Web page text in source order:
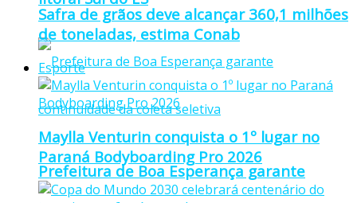
Prefeitura de Boa Esperança garante
Safra de grãos deve alcançar 360,1 milhões
de toneladas, estima Conab
Esporte
Maylla Venturin conquista o 1º lugar no
Paraná Bodyboarding Pro 2026